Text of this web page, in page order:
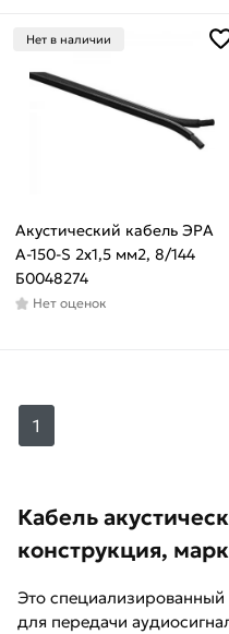
°С
ниже
-15
-5°С
+30°С
Нет в наличии
Акустический кабель ЭРА
A-150-S 2х1,5 мм2, 8/144
Б0048274
Нет оценок
1
Кабель
конструкция,
Это
для передачи